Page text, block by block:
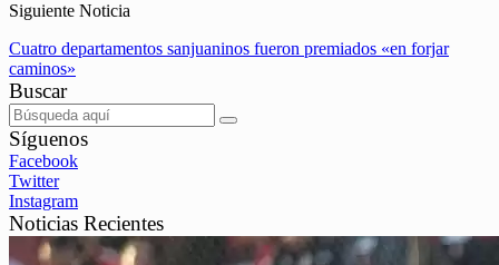
Siguiente Noticia
Cuatro departamentos sanjuaninos fueron premiados «en forjar
caminos»
Buscar
Síguenos
Facebook
Twitter
Instagram
Noticias Recientes